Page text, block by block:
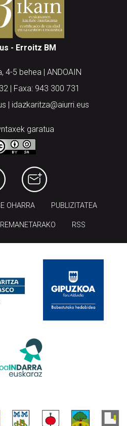
- Erroitz BM
4-5 behea | ANDOAIN
| Faxa: 943 300 731
| idazkaritza@aiurri.eus
garatua
OHARRA PUBLIZITATEA
RSS